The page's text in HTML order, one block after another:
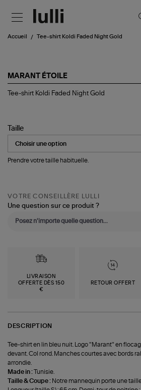
Accueil Tee-shirt Koldi Faded Night Gold
MARANT ÉTOILE
Tee-
Night
Gold
Tee-shirt Koldi Faded Night Gold
Taille
Prendre votre taille habituelle.
VOTRE CONSEILLÈRE LULLI
Une question sur ce produit ?
LIVRAISON
OFFERTE DÈS 150
€
RETOUR OFFERT
DESCRIPTION
Tee-shirt en lin bleu nuit. Logo "Marant" en
devant. Col rond. Manches courtes avec bords
arrondie.
Made in :Tunisie.
Taille & Coupe : Notre mannequin porte une